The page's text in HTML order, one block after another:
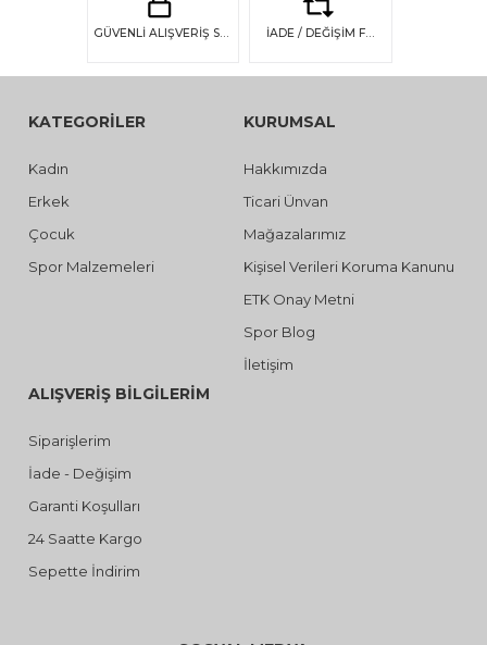
GÜVENLİ ALIŞVERİŞ SSL GÜVENLİĞİ İADE / DEĞİŞİM FIRSATI
KATEGORİLER
Kadın
Erkek
Çocuk
Spor Malzemeleri
KURUMSAL
Hakkımızda
Ticari Ünvan
Mağazalarımız
Kişisel Verileri Koruma Kanunu
ETK Onay Metni
Spor Blog
İletişim
ALIŞVERİŞ BİLGİLERİM
Siparişlerim
İade - Değişim
Garanti Koşulları
24 Saatte Kargo
Sepette İndirim